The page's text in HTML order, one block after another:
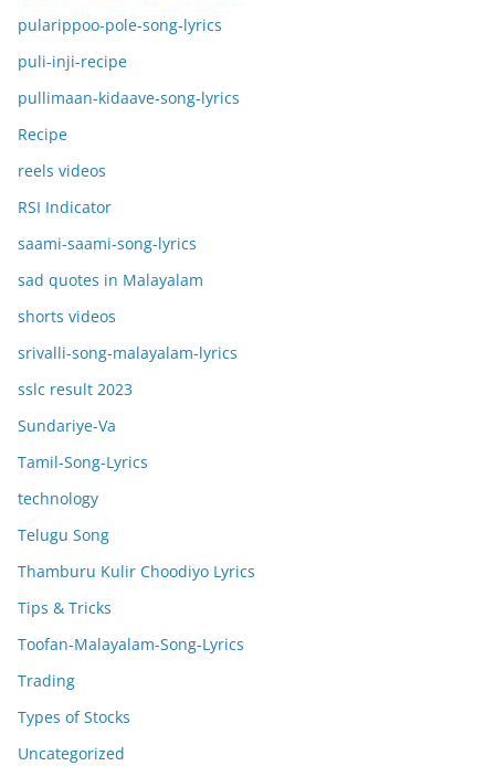
pularippoo-pole-song-lyrics
puli-inji-recipe
pullimaan-kidaave-song-lyrics
Recipe
reels videos
RSI Indicator
saami-saami-song-lyrics
sad quotes in Malayalam
shorts videos
srivalli-song-malayalam-lyrics
sslc result 2023
Sundariye-Va
Tamil-Song-Lyrics
technology
Telugu Song
Thamburu Kulir Choodiyo Lyrics
Tips & Tricks
Toofan-Malayalam-Song-Lyrics
Trading
Types of Stocks
Uncategorized